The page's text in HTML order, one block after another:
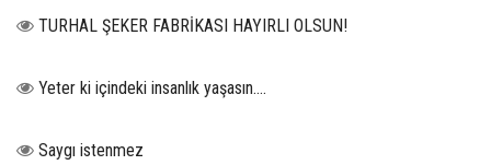
TURHAL ŞEKER FABRİKASI HAYIRLI OLSUN!
Yeter ki içindeki insanlık yaşasın….
Saygı istenmez